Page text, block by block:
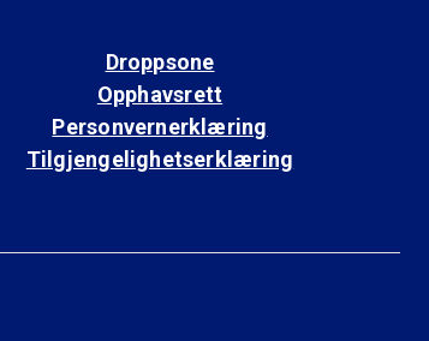
Droppsone
Opphavsrett
Personvernerklæring
Tilgjengelighetserklæring